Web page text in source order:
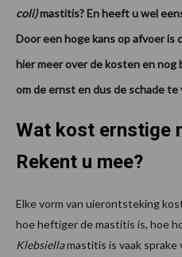
coli)mastitis? En heeft u wel
Door een hoge kans op afvoer is
hier meer over de kosten en
om de ernst en dus de schade te
Wat kost ernstige
Rekent u mee?
Elke vorm van uierontsteking
hoe heftiger de mastitis is, hoe
Klebsiellamastitis is vaak sprake